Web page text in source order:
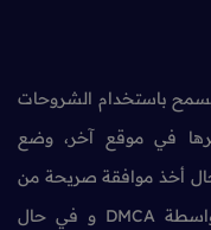
باستخدام الشروحات
في موقع آخر، وضع
أخذ موافقة صريحة من
إدارة الموقع كما أن المحتوى مسجل بواسطة DMCA و في حال